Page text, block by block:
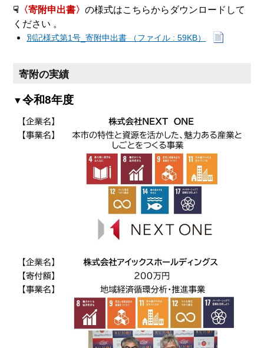
☟ 〈寄附申出書〉の様式はこちらからダウンロードして
ください 。
別記様式第1号_寄附申出書 （ファイル : 59KB）
寄附の実績
▼令和8年度